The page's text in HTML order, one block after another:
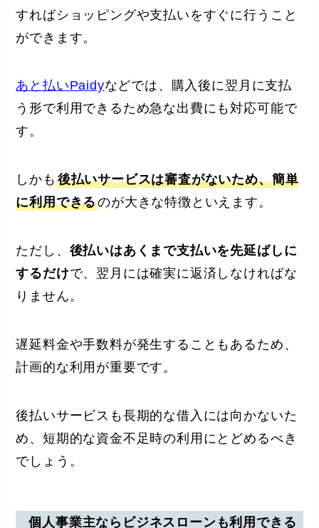
すればショッピングや支払いをすぐに行うこと
ができます。
あと払いPaidyなどでは、購入後に翌月に支払
う形で利用できるため急な出費にも対応可能で
す。
しかも 後払いサービスは審査がないため、簡単
に利用できるのが大きな特徴といえます。
ただし、 後払いはあくまで支払いを先延ばしに
するだけで、翌月には確実に返済しなければな
りません。
遅延料金や手数料が発生することもあるため、
計画的な利用が重要です。
後払いサービスも長期的な借入には向かないた
め、短期的な資金不足時の利用にとどめるべき
でしょう。
個人事業主ならビジネスローンも利用できる